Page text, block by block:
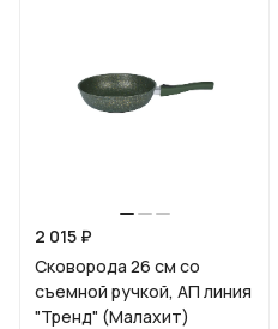
2 015 ₽
Сковорода 26 см со
съемной ручкой, АП линия
"Тренд" (Малахит)